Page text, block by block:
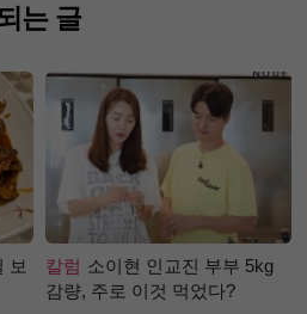
는 글
보
칼럼 소이현 인교진 부부 5kg
감량, 주로 이것 먹었다?